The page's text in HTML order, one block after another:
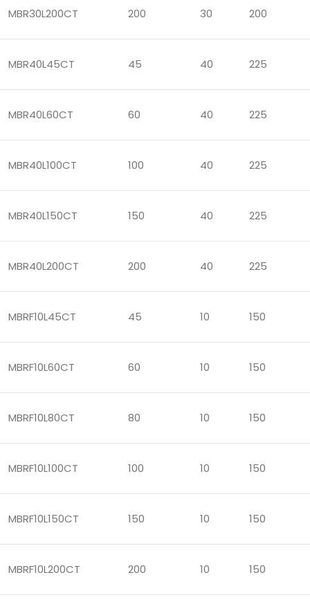
MBR30L200CT 200 30 200
MBR40L45CT 45 40 225
MBR40L60CT 60 40 225
MBR40L100CT 100 40 225
MBR40L150CT 150 40 225
MBR40L200CT 200 40 225
MBRF10L45CT 45 10 150
MBRF10L60CT 60 10 150
MBRF10L80CT 80 10 150
MBRF10L100CT 100 10 150
MBRF10L150CT 150 10 150
MBRF10L200CT 200 10 150